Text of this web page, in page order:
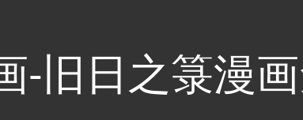
-旧日之箓漫